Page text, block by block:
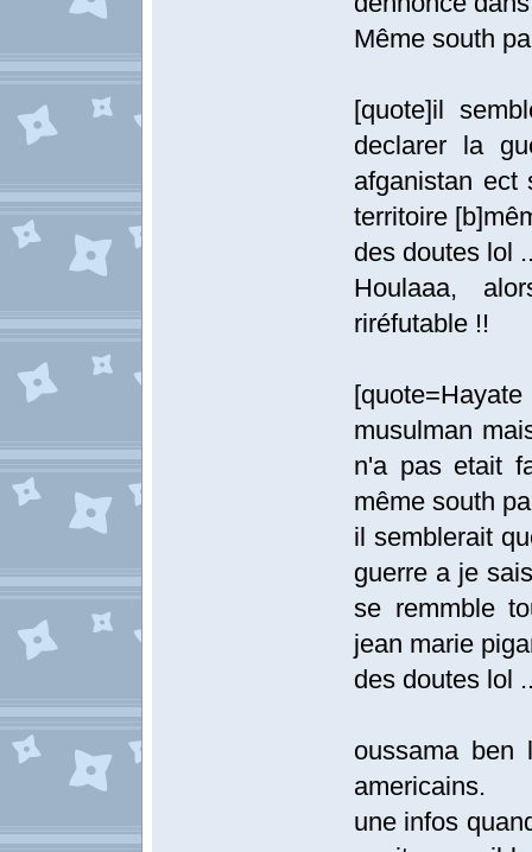
Même south
[quote]il
declarer la
afganistan ect
territoire
des doutes lol
Houlaaa,
riréfutable !!
musulman
n'a pas etait
même south
il semblerait
guerre a je
se remmble
jean marie
des doutes lol
oussama ben
americains.
une infos